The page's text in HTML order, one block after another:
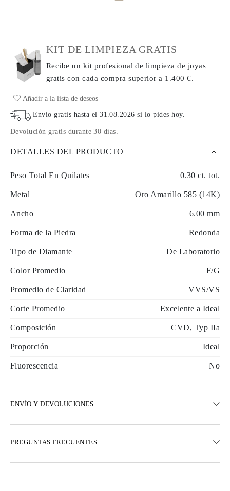
KIT DE LIMPIEZA GRATIS
Recibe un kit profesional de limpieza de joyas
gratis con cada comprasuperior a 1.400 €.
Añadir a la lista de deseos
Envío gratis hasta el31.08.2026 si lo pides hoy.
Devolución gratis durante 30 días.
DETALLES DEL PRODUCTO
Peso Total En Quilates 0.30 ct. tot.
Metal Oro Amarillo 585 (14K)
Ancho 6.00 mm
Forma de la Piedra Redonda
Tipo de Diamante De Laboratorio
Color Promedio F/G
Promedio de Claridad VVS/VS
Corte Promedio Excelente a Ideal
Composición CVD, Typ IIa
Proporción Ideal
Fluorescencia No
ENVÍO Y DEVOLUCIONES
Opciones de entrega exprés también están disponibles
PREGUNTAS FRECUENTES